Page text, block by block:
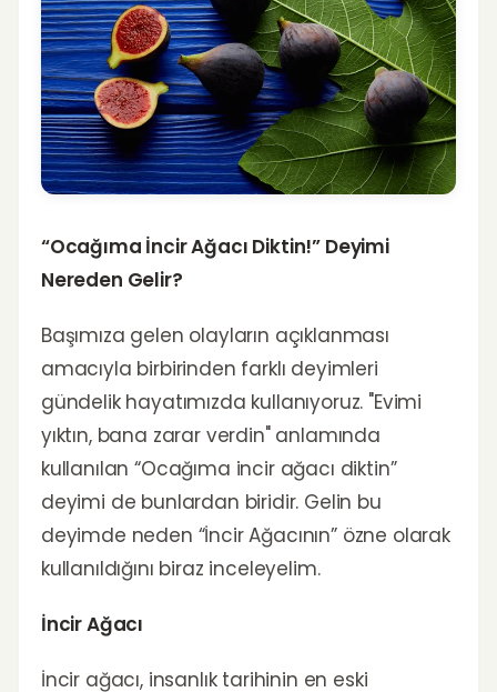
“Ocağıma İncir Ağacı Diktin!” Deyimi
Nereden Gelir?
Başımıza gelen olayların açıklanması
amacıyla birbirinden farklı deyimleri
gündelik hayatımızda kullanıyoruz. "Evimi
yıktın, bana zarar verdin" anlamında
kullanılan “Ocağıma incir ağacı diktin”
deyimi de bunlardan biridir. Gelin bu
deyimde neden “İncir Ağacının” özne olarak
kullanıldığını biraz inceleyelim.
İncir Ağacı
İncir ağacı, insanlık tarihinin en eski